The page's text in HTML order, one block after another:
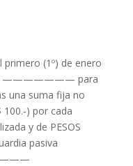
primero (1º) de enero
——————— para
una suma fija no
100.-) por cada
y de PESOS
pasiva